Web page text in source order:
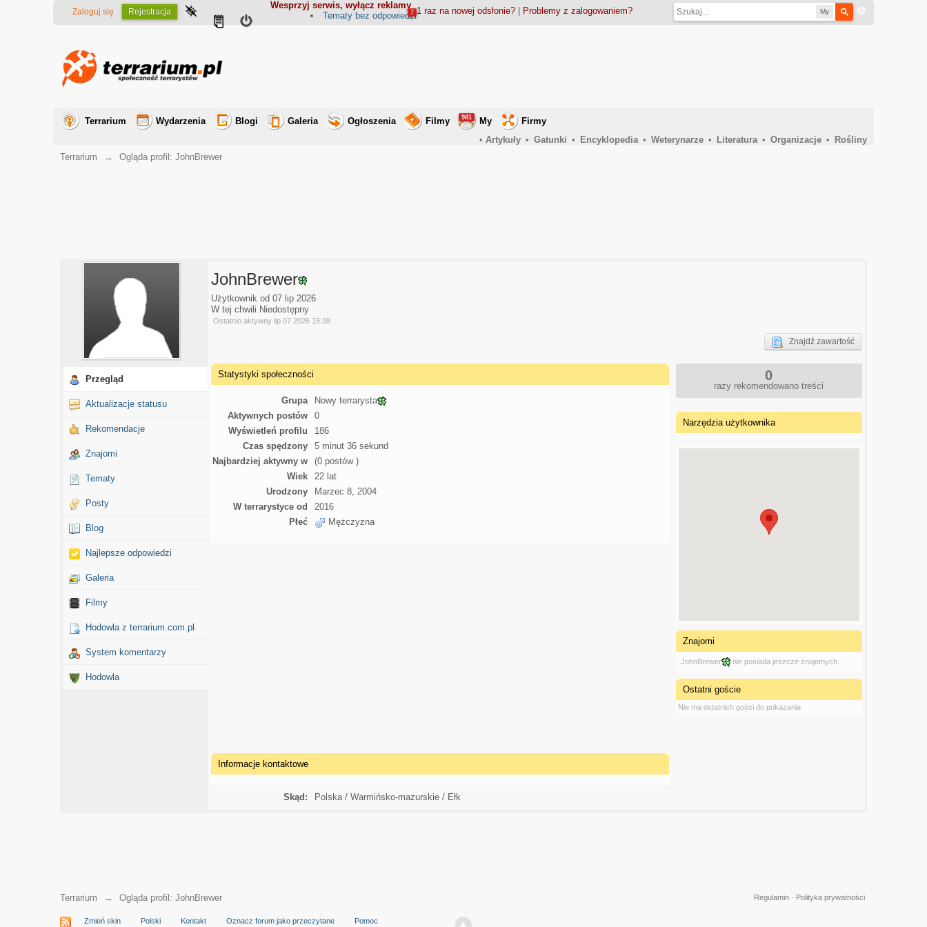
Wesprzyj serwis, wyłącz reklamy
My
Zaloguj się Rejestracja 1 raz na nowej odsłonie?| Problemy z zalogowaniem?
Tematy bez odpowiedzi
7
Terrarium Wydarzenia Blogi Galeria Ogłoszenia Filmy My
981
Firmy
• Artykuły • Gatunki • Encyklopedia • Weterynarze • Literatura • Organizacje •
Rośliny
Terrarium
→ Ogląda profil: JohnBrewer
Przegląd
Aktualizacje statusu
Rekomendacje
Znajomi
Tematy
Posty
Blog
Najlepsze odpowiedzi
Galeria
Filmy
Hodowla z terrarium.com.pl
System komentarzy
Hodowla
JohnBrewer
Użytkownik od 07 lip 2026
W tej chwili Niedostępny
Ostatnio aktywny lip 07 2026 15:38
Znajdź zawartość
Statystyki społeczności
Grupa
Nowy terrarysta
Aktywnych postów
0
Wyświetleń profilu
186
Czas spędzony
5 minut 36 sekund
Najbardziej aktywny w
(0 postów )
Wiek
22 lat
Urodzony
Marzec 8, 2004
W terrarystyce od
2016
Płeć
Mężczyzna
Informacje kontaktowe
Skąd: Polska / Warmińsko-mazurskie / Ełk
0
razy rekomendowano treści
Narzędzia użytkownika
Znajomi
JohnBrewer nie posiada jeszcze znajomych.
Ostatni goście
Nie ma ostatnich gości do pokazania
Terrarium → Ogląda profil: JohnBrewer Polityka prywatności
Regulamin·
Zmień skin Polski Kontakt Oznacz forum jako przeczytane Pomoc